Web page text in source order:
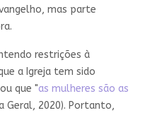
mas parte
restrições à
a Igreja tem sido
que "as mulheres são as
Geral, 2020). Portanto,